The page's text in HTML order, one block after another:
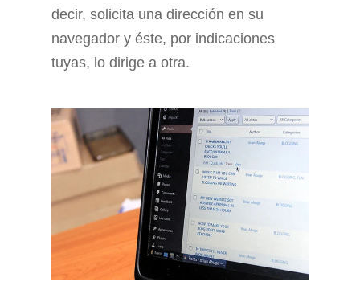
decir, solicita una dirección en su
navegador y éste, por indicaciones
tuyas, lo dirige a otra.